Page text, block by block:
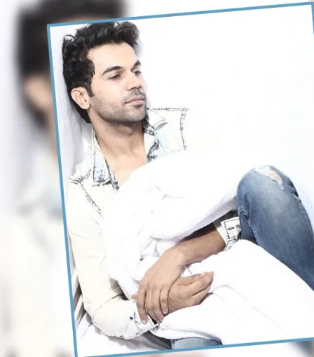
बौयज
के
लिए
परफेक्ट
है
टीवी
के
‘कार्तिक’
के
लुक्स